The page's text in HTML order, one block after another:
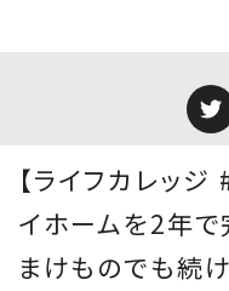
【ライフカレッ
イホームを2年
まけものでも続